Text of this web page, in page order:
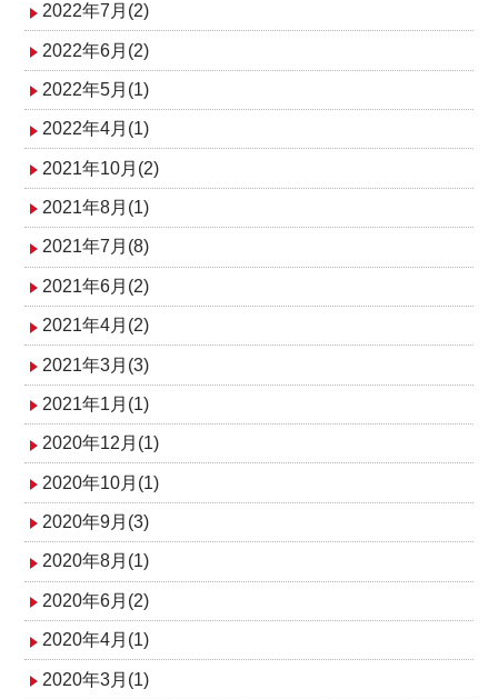
2022年7月(2)
2022年6月(2)
2022年5月(1)
2022年4月(1)
2021年10月(2)
2021年8月(1)
2021年7月(8)
2021年6月(2)
2021年4月(2)
2021年3月(3)
2021年1月(1)
2020年12月(1)
2020年10月(1)
2020年9月(3)
2020年8月(1)
2020年6月(2)
2020年4月(1)
2020年3月(1)